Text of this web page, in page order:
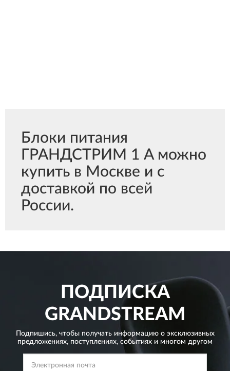
Блоки питания
ГРАНДСТРИМ 1 A можно
купить в Москве и с
доставкой по всей
России.
ПОДПИСКА
GRANDSTREAM
Подпишись, чтобы получать информацию о эксклюзивных
предложениях, поступлениях, событиях и многом другом